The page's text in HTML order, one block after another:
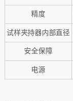
精度
试样夹持器内部直径
安全保障
‌电源